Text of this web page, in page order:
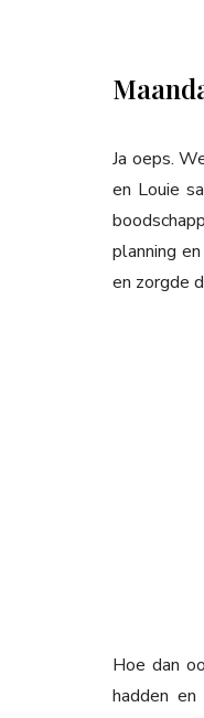
Ja oeps.
en Louie
planning
en zorgde
Hoe dan
hadden